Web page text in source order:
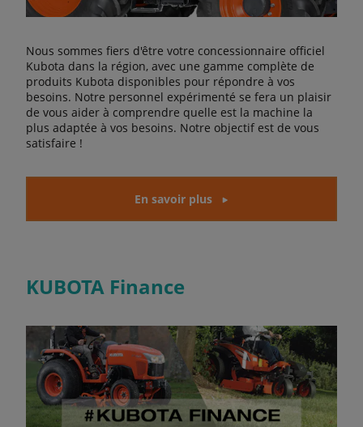
Nous sommes fiers d'être votre concessionnaire officiel
Kubota dans la région, avec une gamme complète de
produits Kubota disponibles pour répondre à vos
besoins. Notre personnel expérimenté se fera un plaisir
de vous aider à comprendre quelle est la machine la
plus adaptée à vos besoins. Notre objectif est de vous
satisfaire !
En savoir plus
KUBOTA Finance